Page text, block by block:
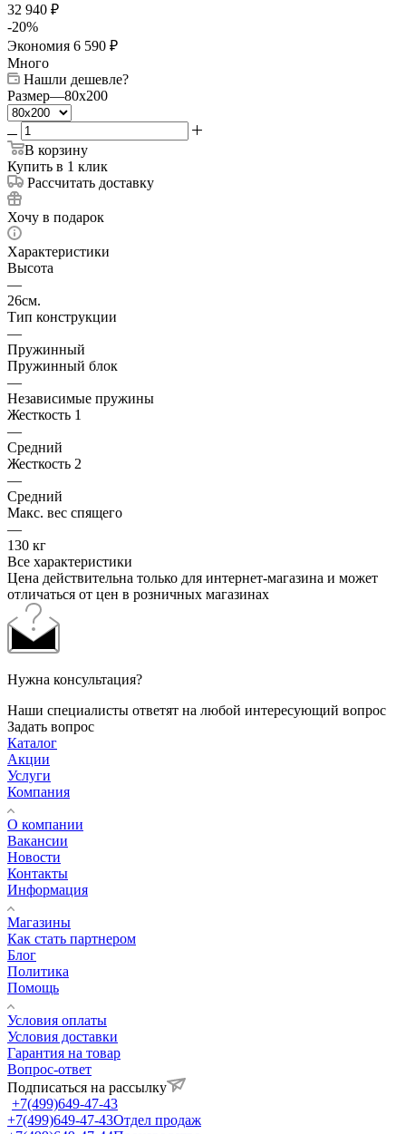
32 940 ₽
-20%
Экономия 6 590 ₽
Много
Нашли дешевле?
Размер—80x200
В корзину
Купить в 1 клик
Рассчитать доставку
Хочу в подарок
Характеристики
Высота
—
26см.
Тип конструкции
—
Пружинный
Пружинный блок
—
Независимые пружины
Жесткость 1
—
Средний
Жесткость 2
—
Средний
Макс. вес спящего
—
130 кг
Все характеристики
Цена действительна только для интернет-магазина и может
отличаться от цен в розничных магазинах
Нужна консультация?
Наши специалисты ответят на любой интересующий вопрос
Задать вопрос
Каталог
Акции
Услуги
Компания
О компании
Вакансии
Новости
Контакты
Информация
Магазины
Как стать партнером
Блог
Политика
Помощь
Условия оплаты
Условия доставки
Гарантия на товар
Вопрос-ответ
Подписаться на рассылку
+7(499)649-47-43
+7(499)649-47-43Отдел продаж